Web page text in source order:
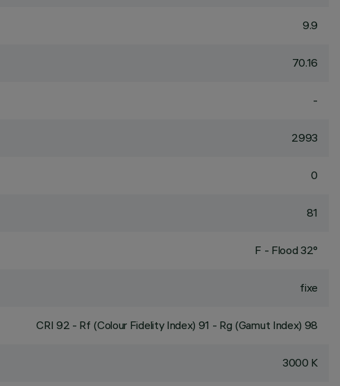
9.9
70.16
-
2993
0
81
F - Flood 32°
fixe
CRI 92 - Rf (Colour Fidelity Index) 91 - Rg (Gamut Index) 98
3000 K